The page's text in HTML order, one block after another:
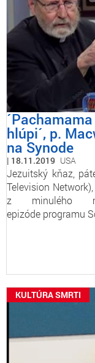
hlúpi´, p.
na Synode
18.11.2019 USA
Jezuitský kňaz,
Television
z minulého
epizóde programu
KULTÚRA SMRTI